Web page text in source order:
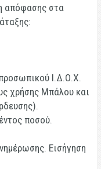
απόφασης στα
Ι.Δ.Ο.Χ.
χρήσης Μπάλου και
ποσού.
Εισήγηση